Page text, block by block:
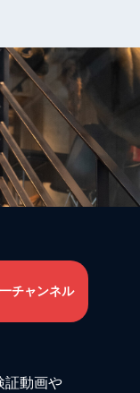
チャンネル
証動画や